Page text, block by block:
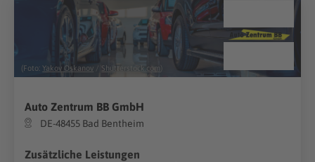
(Foto: Yakov Oskanov / Shutterstock.com
Auto Zentrum BB GmbH
DE-48455 Bad Bentheim
Zusätzliche Leistungen